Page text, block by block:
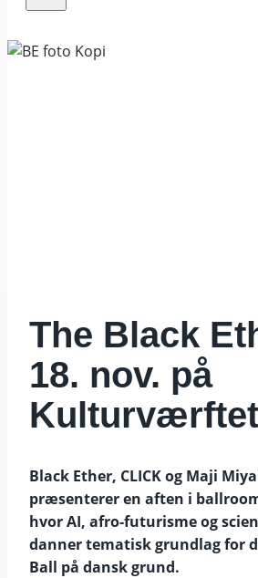
The Black
18. nov. på
Kulturværftet
Black Ether, CLICK og Maji
præsenterer en aften i
hvor AI, afro-futurisme og
danner tematisk grundlag for
Ball på dansk grund.